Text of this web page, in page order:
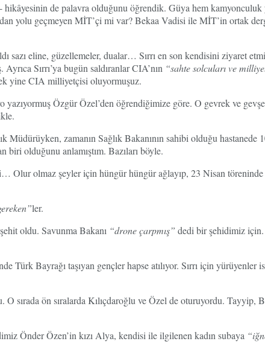
hikâyesinin de palavra olduğunu öğrendik. Güya hem kamyonculuk
yolu geçmeyen MİT’çi mi var? Bekaa Vadisi ile MİT’in ortak
eline, güzellemeler, dualar… Sırrı en son kendisini ziyaret
Sırrı’ya bugün saldıranlar CIA’nın “sahte solcuları ve
yine CIA milliyetçisi oluyormuşuz.
Özgür Özel’den öğrendiğimize göre. O gevrek ve
zamanın Sağlık Bakanının sahibi olduğu hastanede
biri olduğunu anlamıştım. Bazıları böyle.
olmaz şeyler için hüngür hüngür ağlayıp, 23 Nisan
ler.
oldu. Savunma Bakanı “drone çarpmış” dedi bir şehidimiz
Bayrağı taşıyan gençler hapse atılıyor. Sırrı için yürüyenler
sırada ön sıralarda Kılıçdaroğlu ve Özel de oturuyordu. Tayyip,
Önder Özen’in kızı Alya, kendisi ile ilgilenen kadın subaya